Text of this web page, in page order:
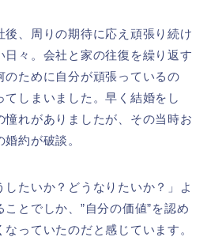
後、周りの期待に応え頑張り続け
日々。会社と家の往復を繰り返す
のために自分が頑張っているの
しまいました。早く結婚をし
れがありましたが、その当時お
約が破談。
たいか？どうなりたいか？」よ
とでしか、”自分の価値”を認め
っていたのだと感じています。